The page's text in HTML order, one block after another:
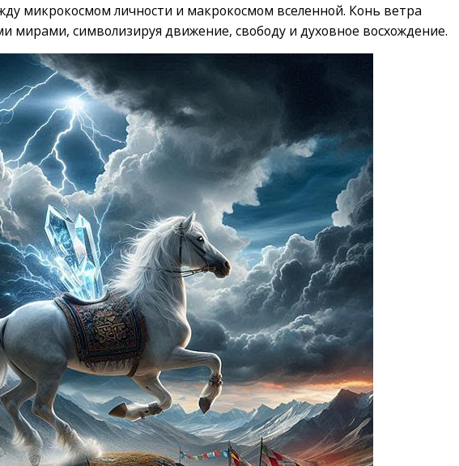
микрокосмом личности и макрокосмом вселенной. Конь ветра
мирами, символизируя движение, свободу и духовное восхождение.